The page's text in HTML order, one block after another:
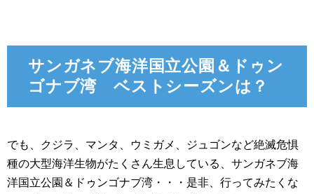
サンガネブ海洋国立公園＆ドゥン
ゴナブ湾 ベストシーズンは？
でも、クジラ、マンタ、ウミガメ、ジュゴンなど絶滅危惧
種の大型海洋生物がたくさん生息している、サンガネブ海
洋国立公園＆ドゥンゴナブ湾・・・是非、行ってみたくな